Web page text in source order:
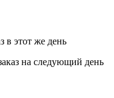
в этот же день
на следующий день